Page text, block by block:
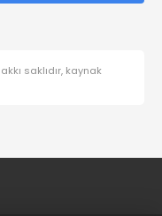
saklıdır, kaynak